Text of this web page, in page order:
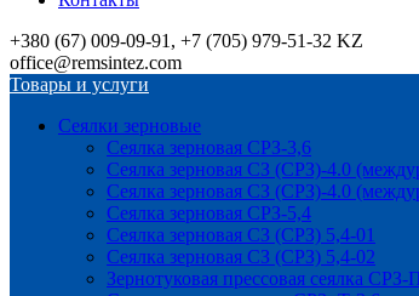
+380 (67) 009-09-91, +7 (705) 979-51-32 KZ
office@remsintez.com
Товары и услуги
Сеялки зерновые
Сеялка зерновая СРЗ-3,6
Сеялка зерновая СЗ (СРЗ)-4.0
Сеялка зерновая СЗ (СРЗ)-4.0
Сеялка зерновая СРЗ-5,4
Сеялка зерновая СЗ (СРЗ) 5,4-01
Сеялка зерновая СЗ (СРЗ) 5,4-02
Зернотуковая прессовая сеялка СРЗ-